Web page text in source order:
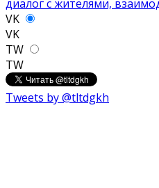
диалог с жителями,
VK
VK
TW
TW
Tweets by @tltdgkh